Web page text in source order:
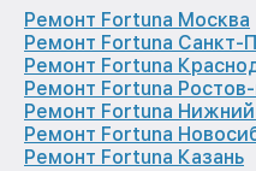
Ремонт Fortuna Москва
Ремонт Fortuna Санкт-
Ремонт Fortuna
Ремонт Fortuna
Ремонт Fortuna
Ремонт Fortuna
Ремонт Fortuna Казань